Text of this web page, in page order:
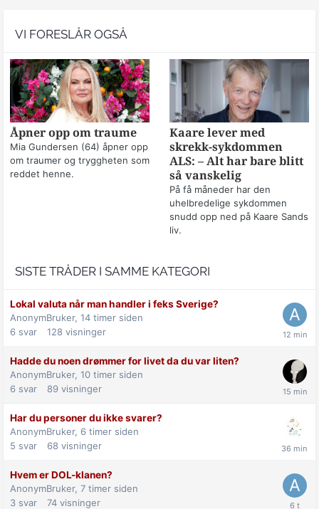
VI FORESLÅR OGSÅ
Åpner opp om traume
Mia Gundersen (64) åpner opp
om traumer og tryggheten som
reddet henne.
Kaare lever med
skrekk-sykdommen
ALS: – Alt har bare blitt
så vanskelig
På få måneder har den
uhelbredelige sykdommen
snudd opp ned på Kaare Sands
liv.
SISTE TRÅDER I SAMME KATEGORI
Lokal valuta når man handler i feks Sverige?
AnonymBruker, 14 timer siden
6 svar 128 visninger
Hadde du noen drømmer for livet da du var liten?
AnonymBruker, 10 timer siden
6 svar 89 visninger
Har du personer du ikke svarer?
AnonymBruker, 6 timer siden
5 svar 68 visninger
Hvem er DOL-klanen?
AnonymBruker, 7 timer siden
3 svar 74 visninger